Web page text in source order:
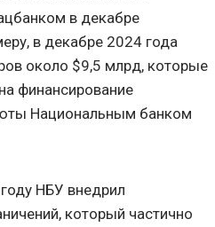
в декабре
в декабре 2024 года
около $9,5 млрд, которые
финансирование
Национальным банком
НБУ внедрил
который частично